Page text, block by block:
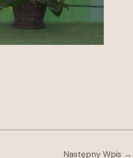
Następny Wpis →